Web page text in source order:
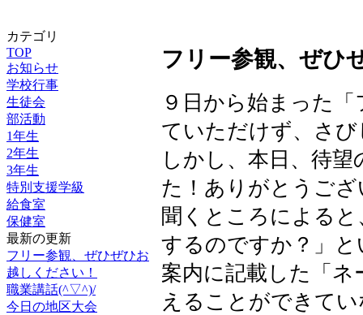
カテゴリ
TOP
お知らせ
学校行事
生徒会
部活動
1年生
2年生
3年生
特別支援学級
給食室
保健室
最新の更新
フリー参観、ぜひぜひお
越しください！
職業講話(^▽^)/
今日の地区大会
フリー参観、ぜひ
９日から始まった
ていただけず、さ
しかし、本日、待
た！ありがとうご
聞くところによる
するのですか？」
案内に記載した「
えることができて